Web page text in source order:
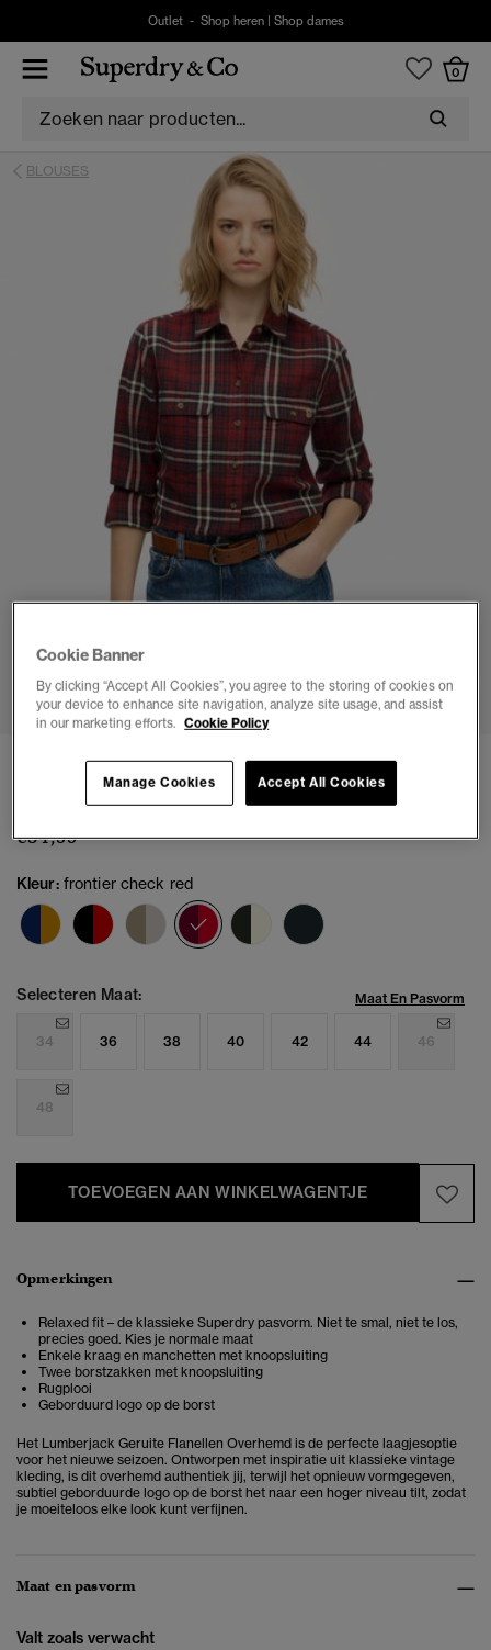
Outlet - Shop heren| Shop dames
0
BLOUSES
Lumberjack Geruite Flanellen Overhemd
€54,99
Kleur: frontier check red
geselecteerd
Selecteren Maat: Maat En Pasvorm
34 36 38 40 42 44 46
48
TOEVOEGEN AAN WINKELWAGENTJE
Opmerkingen
Relaxed fit – de klassieke Superdry pasvorm. Niet te smal, niet te los,
precies goed. Kies je normale maat
Enkele kraag en manchetten met knoopsluiting
Twee borstzakken met knoopsluiting
Rugplooi
Geborduurd logo op de borst
Het Lumberjack Geruite Flanellen Overhemd is de perfecte laagjesoptie
voor het nieuwe seizoen. Ontworpen met inspiratie uit klassieke vintage
kleding, is dit overhemd authentiek jij, terwijl het opnieuw vormgegeven,
subtiel geborduurde logo op de borst het naar een hoger niveau tilt, zodat
je moeiteloos elke look kunt verfijnen.
Maat en pasvorm
Valt zoals verwacht
Cookie Banner
By clicking “Accept All Cookies”, you agree to the storing of cookies on
your device to enhance site navigation, analyze site usage, and assist
in our marketing efforts. Cookie Policy
Accept All Cookies
Manage Cookies